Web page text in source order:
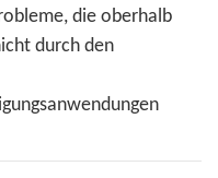
die oberhalb
durch den